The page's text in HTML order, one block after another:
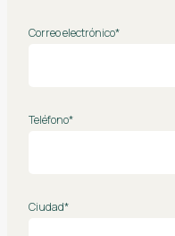
Correo electrónico*
Teléfono*
Ciudad*